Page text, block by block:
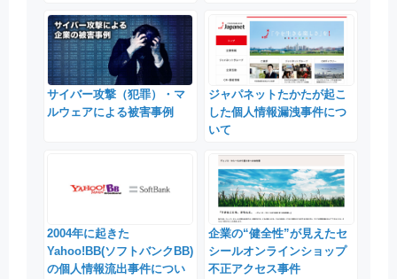
サイバー攻撃（犯罪）・マ
ルウェアによる被害事例
ジャパネットたかたが起こ
した個人情報漏洩事件につ
いて
2004年に起きた
Yahoo!BB(ソフトバンクBB)
の個人情報流出事件につい
企業の“健全性”が見えたセ
シールオンラインショップ
不正アクセス事件